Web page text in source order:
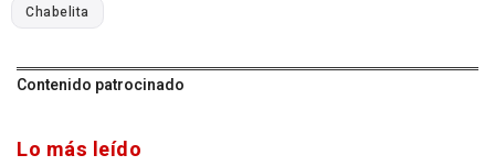
Chabelita
Contenido patrocinado
Lo más leído